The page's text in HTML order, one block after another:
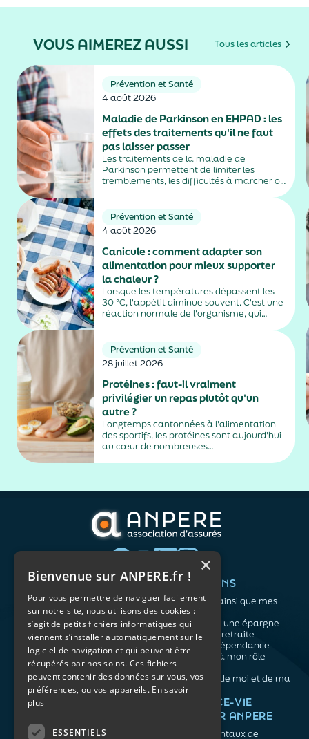
VOUS AIMEREZ AUSSI Tous les articles
Prévention et Santé
4 août 2026
Maladie de Parkinson en EHPAD : les
effets des traitements qu'il ne faut
pas laisser passer
Les traitements de la maladie de
Parkinson permettent de limiter les
tremblements, les difficultés à marcher ou
parfois difficiles à repérer, notamment
chez les personnes âgées vivant en
EHPAD....
Prévention et Santé
4 août 2026
Canicule : comment adapter son
alimentation pour mieux supporter
la chaleur ?
Lorsque les températures dépassent les
30 °C, l'appétit diminue souvent. C'est une
réaction normale de l'organisme, qui
sauter des repas ? Quels aliments
privilégier ? Une alimentation adaptée
permet non...
Prévention et Santé
28 juillet 2026
Protéines : faut-il vraiment
privilégier un repas plutôt qu'un
autre ?
Longtemps cantonnées à l'alimentation
des sportifs, les protéines sont aujourd'hui
au cœur de nombreuses
distinguer les conseils fondés des effets de
QUI SOMMES-NOUS ?
L'association
Notre organisation
L’équipe
Les atouts du contrat
associatif
VOS BESOINS
Me protéger ainsi que mes
proches
Me constituer une épargne
Préparer ma retraite
Anticiper la dépendance
Me préparer à mon rôle
d'aidant
Prendre soin de moi et de ma
santé
NOS ARTICLES
Retraite
ASSURANCE-VIE
FACILE PAR ANPERE
Les fondamentaux de
×
Bienvenue sur ANPERE.fr !
Pour vous permettre de naviguer facilement
sur notre site, nous utilisons des cookies : il
s’agit de petits fichiers informatiques qui
viennent s’installer automatiquement sur le
logiciel de navigation et qui peuvent être
récupérés par nos soins. Ces fichiers
peuvent contenir des données sur vous, vos
préférences, ou vos appareils. En savoir
plus
ESSENTIELS